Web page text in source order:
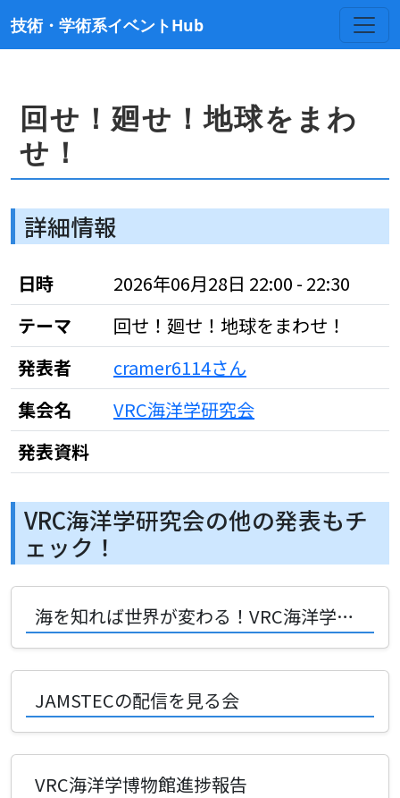
技術・学術系イベントHub
回せ！廻せ！地球をまわ
せ！
詳細情報
日時
2026年06月28日 22:00 - 22:30
テーマ
回せ！廻せ！地球をまわせ！
発表者
cramer6114さん
集会名
VRC海洋学研究会
発表資料
VRC海洋学研究会の他の発表もチ
ェック！
海を知れば世界が変わる！VRC海洋学研究会が解き明かす「青い惑星」の秘密
JAMSTECの配信を見る会
VRC海洋学博物館進捗報告